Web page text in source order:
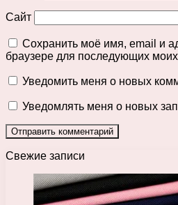
Сайт
Сохранить моё имя, email и
браузере для последующих
Уведомить меня о новых
Уведомлять меня о новых
Свежие записи